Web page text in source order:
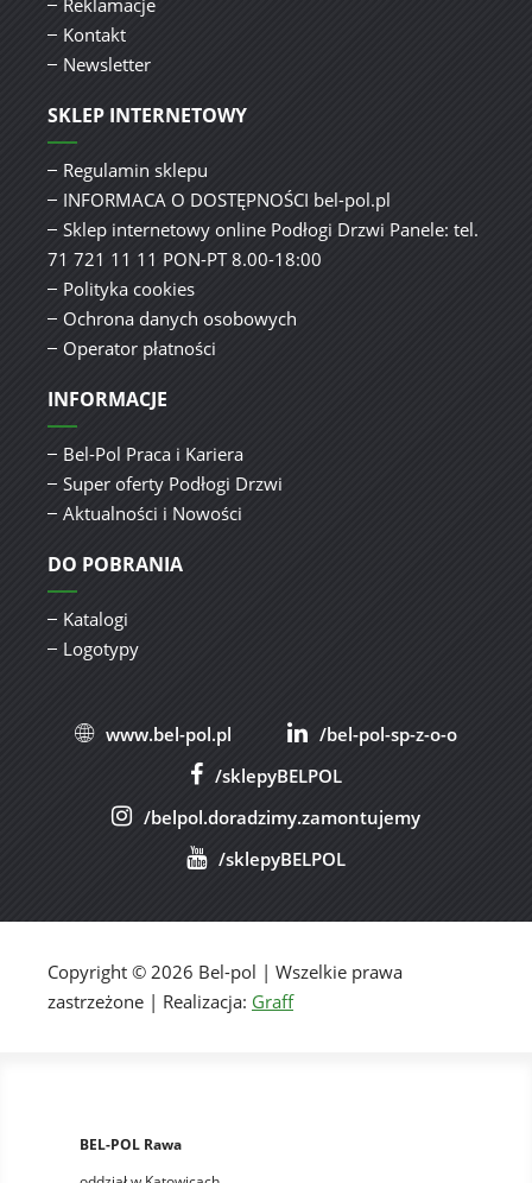
Kontakt
Newsletter
SKLEP INTERNETOWY
Regulamin sklepu
INFORMACA O DOSTĘPNOŚCI bel-pol.pl
Sklep internetowy online Podłogi Drzwi Panele: tel.
71 721 11 11 PON-PT 8.00-18:00
Polityka cookies
Ochrona danych osobowych
Operator płatności
INFORMACJE
Bel-Pol Praca i Kariera
Super oferty Podłogi Drzwi
Aktualności i Nowości
DO POBRANIA
Katalogi
Logotypy
www.bel-pol.pl
/bel-pol-sp-z-o-o
/sklepyBELPOL
/belpol.doradzimy.zamontujemy
/sklepyBELPOL
Copyright © 2026 Bel-pol | Wszelkie prawa
zastrzeżone | Realizacja: Graff
BEL-POL Rawa